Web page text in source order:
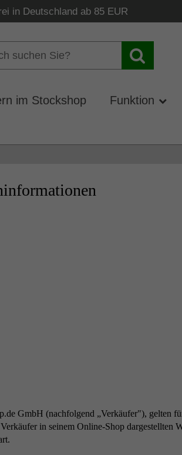
in Deutschland ab 85 EUR
im Stockshop Funktion
GmbH (nachfolgend „Verkäufer"), gelten
in seinem Online-Shop dargestellten